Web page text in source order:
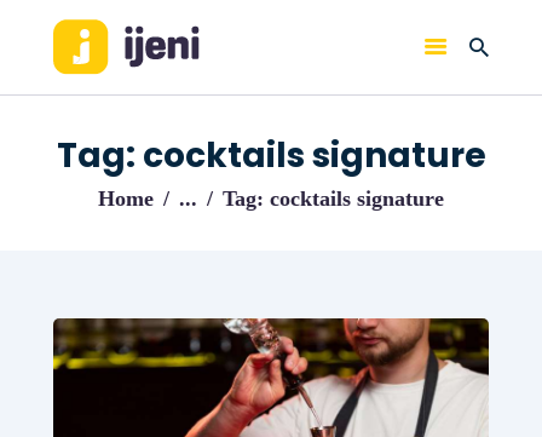
Tag: cocktails signature
Home ... Tag: cocktails signature
ACCUEIL
BLOG